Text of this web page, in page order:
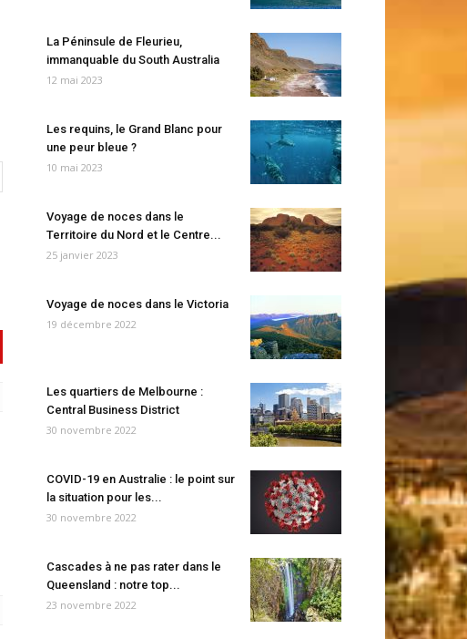
La Péninsule de Fleurieu,
immanquable du South Australia
12 mai 2023
Les requins, le Grand Blanc pour
une peur bleue ?
10 mai 2023
Voyage de noces dans le
Territoire du Nord et le Centre...
25 janvier 2023
Voyage de noces dans le Victoria
19 décembre 2022
Les quartiers de Melbourne :
Central Business District
30 novembre 2022
COVID-19 en Australie : le point sur
la situation pour les...
30 novembre 2022
Cascades à ne pas rater dans le
Queensland : notre top...
23 novembre 2022